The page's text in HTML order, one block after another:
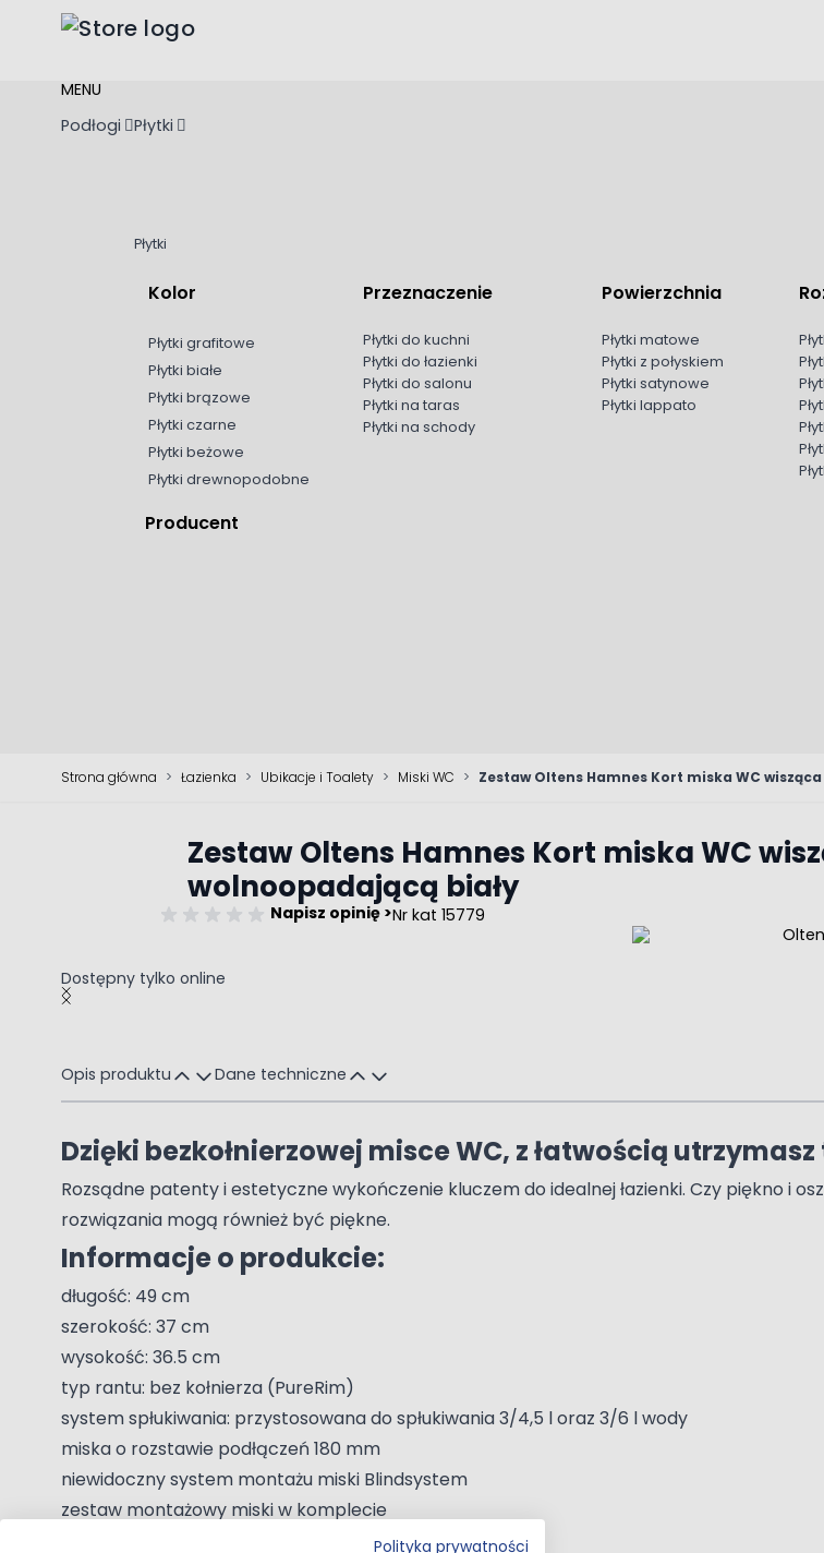
Przejdź do treści
MENU
Podłogi
Płytki
Płytki
Kolor
Płytki grafitowe
Płytki białe
Płytki brązowe
Płytki czarne
Płytki beżowe
Płytki drewnopodobne
Przeznaczenie
Płytki do kuchni
Płytki do łazienki
Płytki do salonu
Płytki na taras
Płytki na schody
Powierzchnia
Płytki matowe
Płytki z połyskiem
Płytki satynowe
Płytki lappato
Producent
Strona główna > Łazienka > Ubikacje i Toalety > Miski WC > Zestaw Oltens Hamnes Kort miska WC
Zestaw Oltens Hamnes Kort miska WC
wolnoopadającą biały
Napisz opinię >Nr kat 15779
Dostępny tylko online
Main image
Click to view image in fullscreen
Opis produktu Dane techniczne
Dzięki bezkołnierzowej misce WC, z łatwością
Rozsądne patenty i estetyczne wykończenie kluczem do idealnej łazienki. Czy piękno i
rozwiązania mogą również być piękne.
Informacje o produkcie:
długość: 49 cm
szerokość: 37 cm
wysokość: 36.5 cm
typ rantu: bez kołnierza (PureRim)
system spłukiwania: przystosowana do spłukiwania 3/4,5 l oraz 3/6 l wody
miska o rozstawie podłączeń 180 mm
niewidoczny system montażu miski Blindsystem
zestaw montażowy miski w komplecie
Polityka prywatności